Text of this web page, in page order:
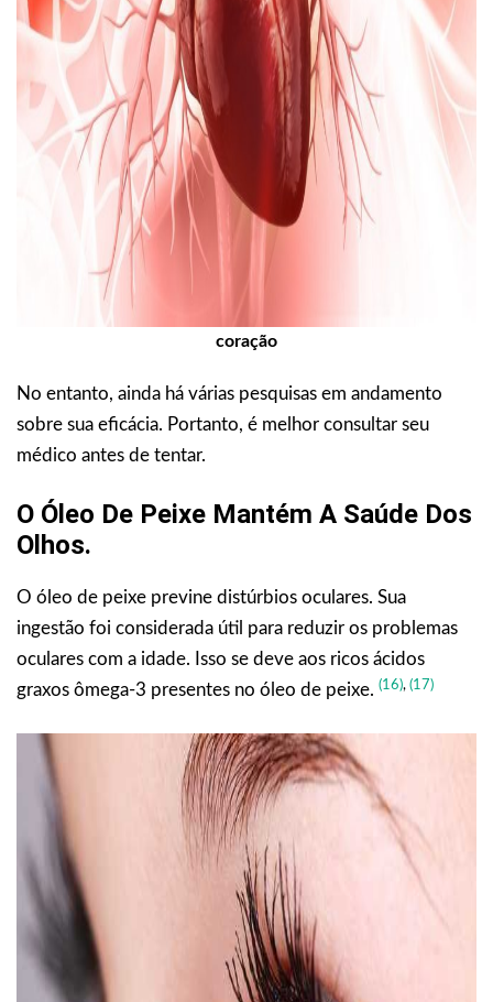
coração
No entanto, ainda há várias pesquisas em andamento
sobre sua eficácia. Portanto, é melhor consultar seu
médico antes de tentar.
O Óleo De Peixe Mantém A Saúde Dos
Olhos.
O óleo de peixe previne distúrbios oculares. Sua
ingestão foi considerada útil para reduzir os problemas
oculares com a idade. Isso se deve aos ricos ácidos
graxos ômega-3 presentes no óleo de peixe. (16), (17)